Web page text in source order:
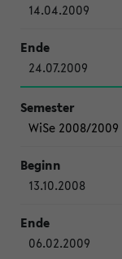
14.04.2009
24.07.2009
WiSe 2008/2009
13.10.2008
06.02.2009